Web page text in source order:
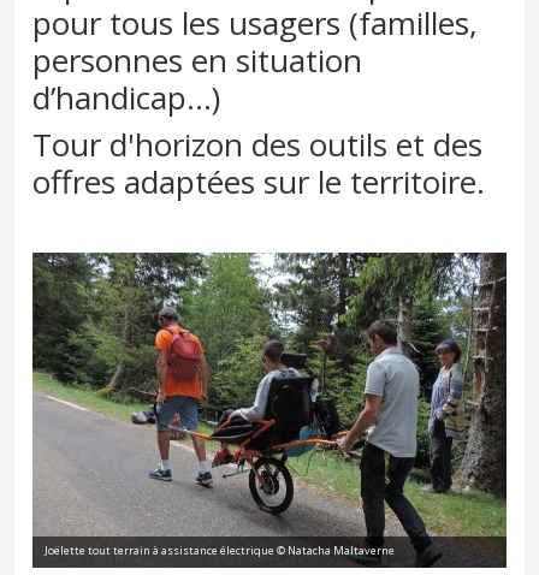
pour tous les usagers (familles,
personnes en situation
d’handicap…)
Tour d'horizon des outils et des
offres adaptées sur le territoire.
Joëlette tout terrain à assistance électrique © Natacha Maltaverne